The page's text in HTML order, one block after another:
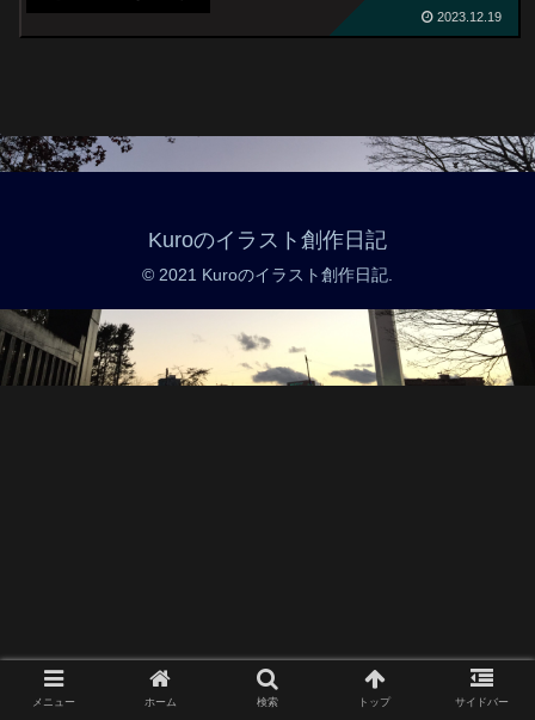
2023.12.19
Kuroのイラスト創作日記
© 2021 Kuroのイラスト創作日記.
メニュー ホーム 検索 トップ サイドバー